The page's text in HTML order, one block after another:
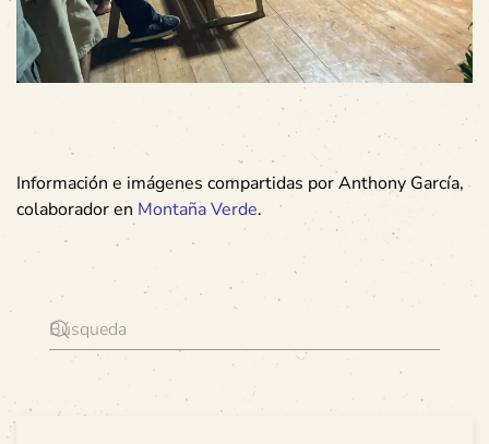
Información e imágenes compartidas por Anthony García,
colaborador en Montaña Verde.